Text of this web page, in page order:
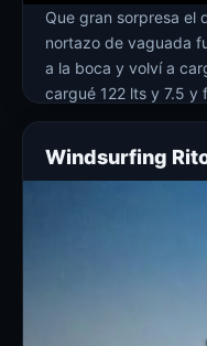
Que gran sorpresa el
nortazo de vaguada
a la boca y volví a
cargué 122 lts y 7.5 y
que además el mar
Windsurfing